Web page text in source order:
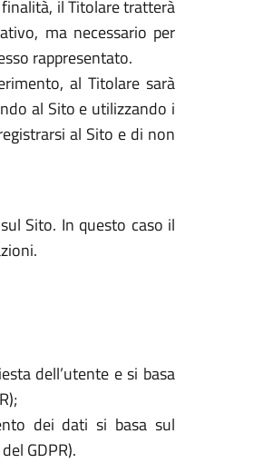
il Titolare tratterà
ma necessario per
rappresentato.
al Titolare sarà
al Sito e utilizzando i
al Sito e di non
Sito. In questo caso il
dell’utente e si basa
dei dati si basa sul
GDPR).